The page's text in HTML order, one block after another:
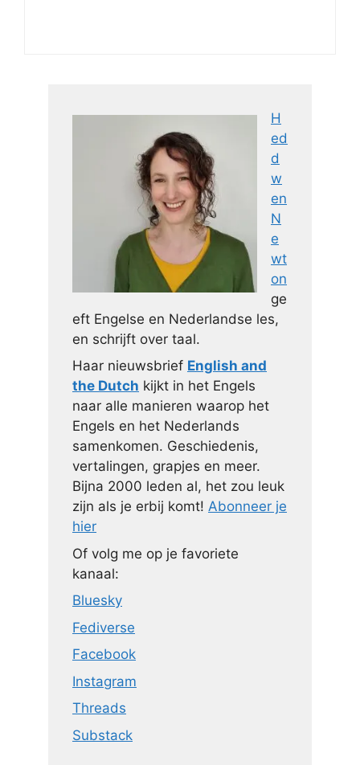
H
ed
d
w
en
N
e
wt
on
ge
eft Engelse en Nederlandse les,
en schrijft over taal.
Haar nieuwsbrief English and
the Dutch kijkt in het Engels
naar alle manieren waarop het
Engels en het Nederlands
samenkomen. Geschiedenis,
vertalingen, grapjes en meer.
Bijna 2000 leden al, het zou leuk
zijn als je erbij komt! Abonneer je
hier
Of volg me op je favoriete
kanaal:
Bluesky
Fediverse
Facebook
Instagram
Threads
Substack